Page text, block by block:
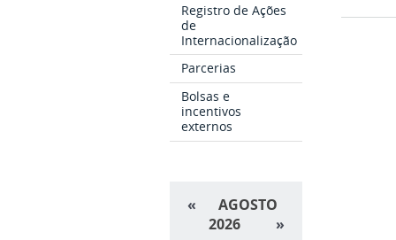
Registro de Ações
de
Internacionalização
Parcerias
Bolsas e
incentivos
externos
«
AGOSTO
2026
»